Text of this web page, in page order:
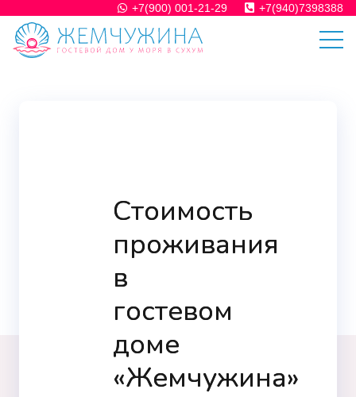
+7(900) 001-21-29 +7(940)7398388
Стоимость
проживания
в
гостевом
доме
«Жемчужина»